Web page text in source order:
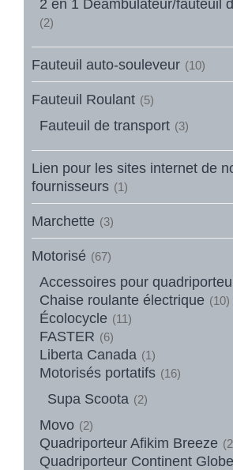
2 en 1 Déambulateur/fauteuil
(2)
Fauteuil auto-souleveur (10)
Fauteuil Roulant (5)
Fauteuil de transport (3)
Lien pour les sites internet de
fournisseurs (1)
Marchette (3)
Motorisé (67)
Accessoires pour
Chaise roulante électrique (10)
Écolocycle (11)
FASTER (6)
Liberta Canada (1)
Motorisés portatifs (16)
Supa Scoota (2)
Movo (2)
Quadriporteur Afikim Breeze
Quadriporteur Continent Globe